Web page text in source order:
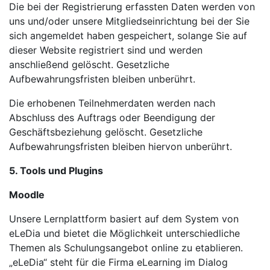
Die bei der Registrierung erfassten Daten werden von
uns und/oder unsere Mitgliedseinrichtung bei der Sie
sich angemeldet haben gespeichert, solange Sie auf
dieser Website registriert sind und werden
anschließend gelöscht. Gesetzliche
Aufbewahrungsfristen bleiben unberührt.
Die erhobenen Teilnehmerdaten werden nach
Abschluss des Auftrags oder Beendigung der
Geschäftsbeziehung gelöscht. Gesetzliche
Aufbewahrungsfristen bleiben hiervon unberührt.
5. Tools und Plugins
Moodle
Unsere Lernplattform basiert auf dem System von
eLeDia und bietet die Möglichkeit unterschiedliche
Themen als Schulungsangebot online zu etablieren.
„eLeDia“ steht für die Firma eLearning im Dialog